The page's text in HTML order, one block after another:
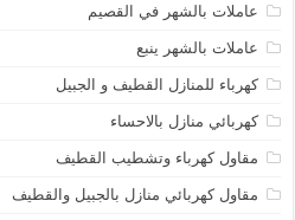
عاملات بالشهر في القصيم
عاملات بالشهر ينبع
كهرباء للمنازل القطيف و الجبيل
كهربائي منازل بالاحساء
مقاول كهرباء وتشطيب القطيف
مقاول كهربائي منازل بالجبيل والقطيف